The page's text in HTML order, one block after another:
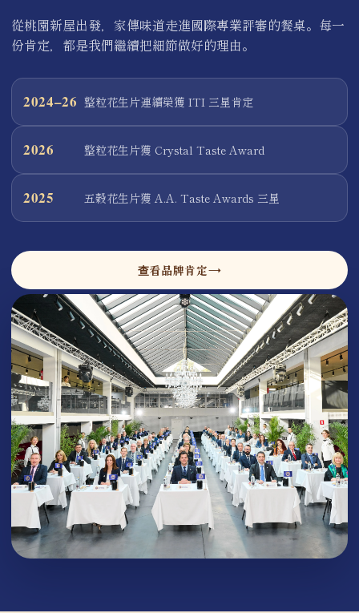
從桃園新屋出發，家傳味道走進國際專業評審的餐桌。每一
份肯定，都是我們繼續把細節做好的理由。
2024–26 整粒花生片連續榮獲 ITI 三星肯定
2026 整粒花生片獲 Crystal Taste Award
2025 五穀花生片獲 A.A. Taste Awards 三星
查看品牌肯定